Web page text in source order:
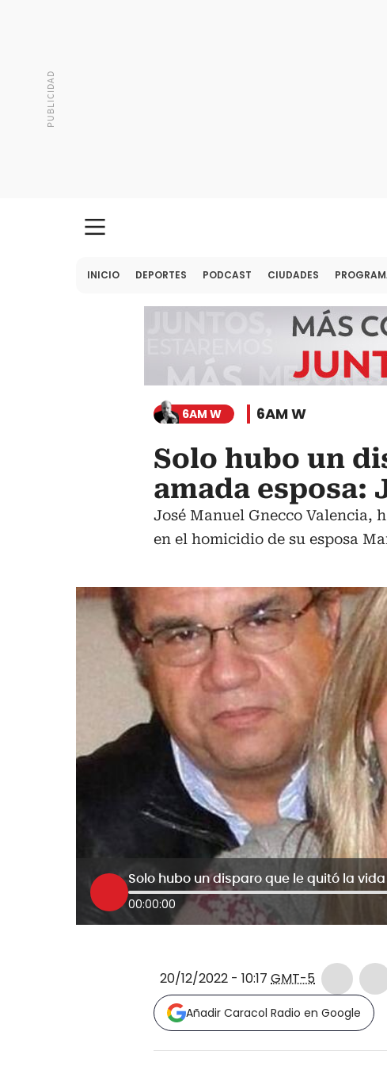
INICIO DEPORTES PODCAST CIUDADES
6AM W 6AM W
Solo hubo un
amada esposa:
José Manuel Gnecco Valencia,
en el homicidio de su esposa
00:00:00
20/12/2022 - 10:17 GMT-5
Añadir Caracol Radio en Google